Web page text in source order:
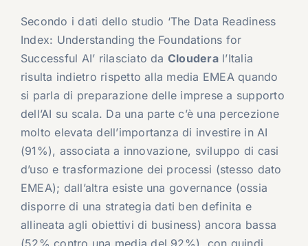
Secondo i dati dello studio ‘The Data Readiness
Index: Understanding the Foundations for
Successful AI’ rilasciato da Clouderal’Italia
risulta indietro rispetto alla media EMEA quando
si parla di preparazione delle imprese a supporto
dell’AI su scala. Da una parte c’è una percezione
molto elevata dell’importanza di investire in AI
(91%), associata a innovazione, sviluppo di casi
d’uso e trasformazione dei processi (stesso dato
EMEA); dall’altra esiste una governance (ossia
disporre di una strategia dati ben definita e
allineata agli obiettivi di business) ancora bassa